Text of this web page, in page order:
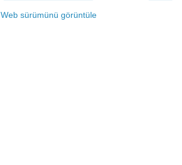
Web sürümünü görüntüle